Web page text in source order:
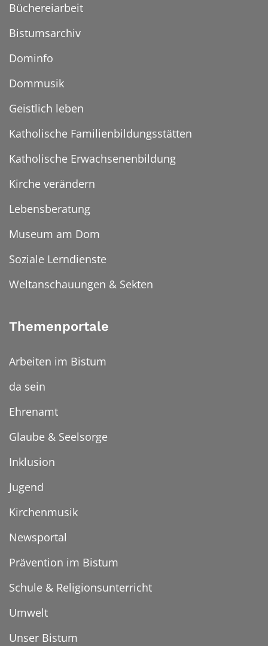
Büchereiarbeit
Bistumsarchiv
Dominfo
Dommusik
Geistlich leben
Katholische Familienbildungsstätten
Katholische Erwachsenenbildung
Kirche verändern
Lebensberatung
Museum am Dom
Soziale Lerndienste
Weltanschauungen & Sekten
Themenportale
Arbeiten im Bistum
da sein
Ehrenamt
Glaube & Seelsorge
Inklusion
Jugend
Kirchenmusik
Newsportal
Prävention im Bistum
Schule & Religionsunterricht
Umwelt
Unser Bistum